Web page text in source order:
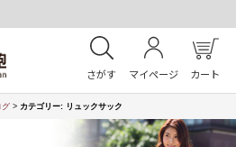
さがす マイページ カート
グ > カテゴリー: リュックサック